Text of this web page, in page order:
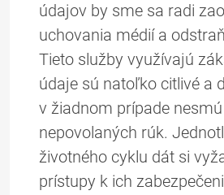
údajov by sme sa radi
uchovania médií a
Tieto služby využívajú
údaje sú natoľko citlivé a
v žiadnom prípade
nepovolaných rúk.
životného cyklu dát si
prístupy k ich